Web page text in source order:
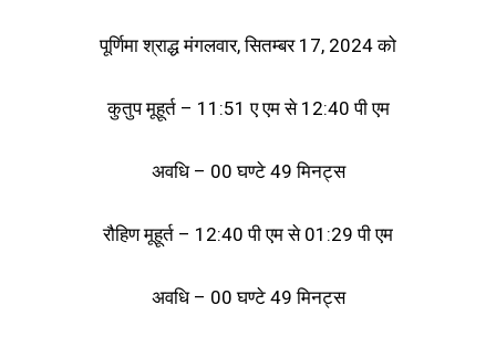
पूर्णिमा श्राद्ध मंगलवार, सितम्बर 17, 2024 को
कुतुप मूहूर्त – 11:51 ए एम से 12:40 पी एम
अवधि – 00 घण्टे 49 मिनट्स
रौहिण मूहूर्त – 12:40 पी एम से 01:29 पी एम
अवधि – 00 घण्टे 49 मिनट्स